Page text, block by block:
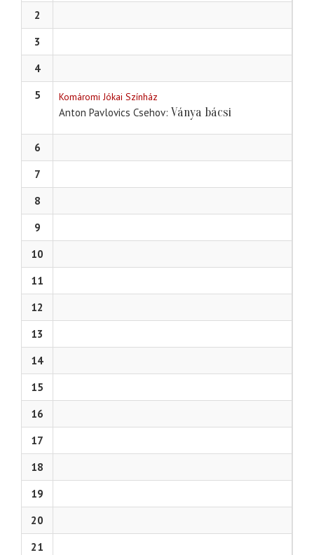
2
3
4
5
Komáromi Jókai Színház
Anton Pavlovics Csehov Ványa bácsi
6
7
8
9
10
11
12
13
14
15
16
17
18
19
20
21